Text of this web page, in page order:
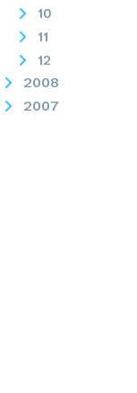
10
11
12
2008
2007